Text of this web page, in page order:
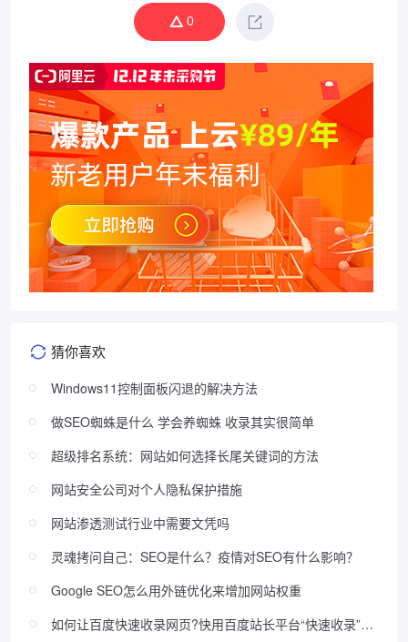
0
猜你喜欢
Windows11控制面板闪退的解决方法
做SEO蜘蛛是什么 学会养蜘蛛 收录其实很简单
超级排名系统：网站如何选择长尾关键词的方法
网站安全公司对个人隐私保护措施
网站渗透测试行业中需要文凭吗
灵魂拷问自己：SEO是什么？疫情对SEO有什么影响？
Google SEO怎么用外链优化来增加网站权重
如何让百度快速收录网页?快用百度站长平台“快速收录”功